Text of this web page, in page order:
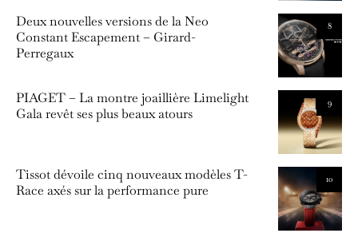
8
Deux nouvelles versions de la Neo
Constant Escapement – Girard-
Perregaux
9
PIAGET – La montre joaillière Limelight
Gala revêt ses plus beaux atours
10
Tissot dévoile cinq nouveaux modèles T-
Race axés sur la performance pure